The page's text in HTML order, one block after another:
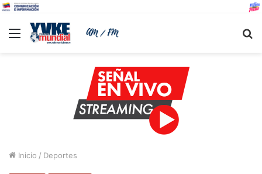
Menu
Inicio / Deportes